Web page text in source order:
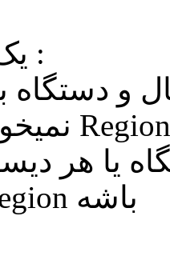
یک سوال مهم :
یا هر
میشه All Region باشه